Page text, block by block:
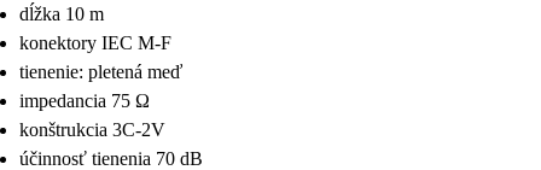
dĺžka 10 m
konektory IEC M-F
tienenie: pletená meď
impedancia 75 Ω
konštrukcia 3C-2V
účinnosť tienenia 70 dB